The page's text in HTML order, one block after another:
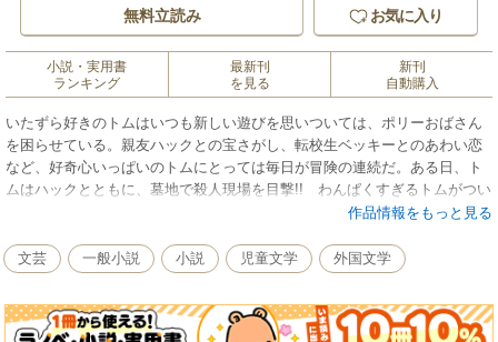
無料立読み お気に入り
小説・実用書
ランキング
最新刊
を見る
新刊
自動購入
いたずら好きのトムはいつも新しい遊びを思いついては、ポリーおばさん
を困らせている。親友ハックとの宝さがし、転校生ベッキーとのあわい恋
など、好奇心いっぱいのトムにとっては毎日が冒険の連続だ。ある日、ト
ムはハックとともに、墓地で殺人現場を目撃!! わんぱくすぎるトムがつい
には危険な事件にまきこまれてしまう。どきどきが止まらない、トムの青
作品情報をもっと見る
文芸 一般小説 小説 児童文学 外国文学